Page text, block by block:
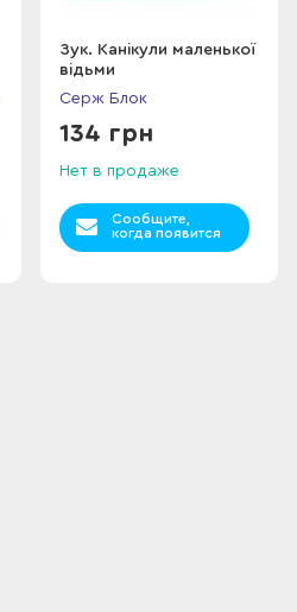
Зук. Канікули маленької
відьми
Серж Блок
134 грн
Нет в продаже
Сообщите,
когда появится